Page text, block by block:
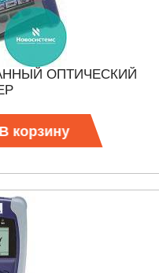
ОПТИЧЕСКИЙ
В корзину